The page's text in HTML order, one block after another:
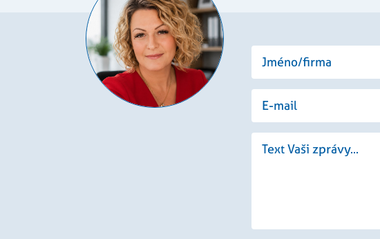
nutných souborů cookie správně používat.
Vyprší Popis
4
2 dny
Tento cookie se používá k jedinečné identifikaci zařízení, která mají
přístup k webové stránce, aby sledovala používání a zlepšila
uživatelskou zkušenost.
Tento soubor cookie používá služba Cookie-Script.com k
zapamatování předvoleb souhlasu se soubory cookie návštěvníků. Je
nutné, aby banner cookie Cookie-Script.com fungoval správně.
Tento název souboru cookie je spojen s Google Universal Analytics - což je